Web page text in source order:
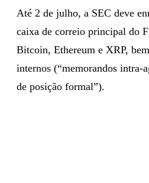
Até 2 de julho, a SEC deve
caixa de correio principal do
Bitcoin, Ethereum e XRP,
internos (“memorandos intra-
de posição formal”).